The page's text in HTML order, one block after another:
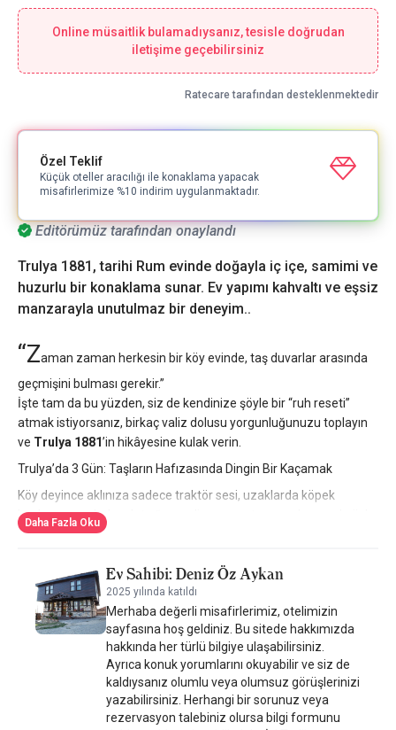
Editörümüz tarafından onaylandı
Trulya 1881, tarihi Rum evinde doğayla iç içe, samimi ve
huzurlu bir konaklama sunar. Ev yapımı kahvaltı ve eşsiz
manzarayla unutulmaz bir deneyim..
“Zaman zaman herkesin bir köy evinde, taş duvarlar arasında
geçmişini bulması gerekir.”
İşte tam da bu yüzden, siz de kendinize şöyle bir “ruh reseti”
atmak istiyorsanız, birkaç valiz dolusu yorgunluğunuzu toplayın
ve Trulya 1881’in hikâyesine kulak verin.
Trulya’da 3 Gün: Taşların Hafızasında Dingin Bir Kaçamak
Köy deyince aklınıza sadece traktör sesi, uzaklarda köpek
havlaması ve bolca dut ağacı geliyorsa… e tamam, burası da öyle.
Ama bir farkla: Her şeyin bir anlamı, bir sesi ve bir ruhu var
Trulya 1881,Demirköy'ünkalbinde 1881 yılında inşa edilen bir
Rum evi. Bugün ise taş duvarlarının ardında, modern konforla
yoğrulmuş sessiz bir hikâye anlatıyor.
Yalnızca üç günlüğüne de olsa İstanbul’un gürültüsünü arkamda
bırakıp geldiğim bu küçük otelde, önce kendi iç sesimi duydum.
Sonra kuşları, sonra da bahçedeki elmaların yere düşerken
“ Sessizlik, bazen en yüksek sestir ” diye yazmıştı Virginia Woolf
Daha Fazla Oku
Ev Sahibi: Deniz Öz Aykan
2025 yılında katıldı
Merhaba değerli misafirlerimiz, otelimizin
sayfasına hoş geldiniz. Bu sitede hakkımızda
hakkında her türlü bilgiye ulaşabilirsiniz.
Ayrıca konuk yorumlarını okuyabilir ve siz de
kaldıysanız olumlu veya olumsuz görüşlerinizi
yazabilirsiniz. Herhangi bir sorunuz veya
rezervasyon talebiniz olursa bilgi formunu
Online müsaitlik bulamadıysanız, tesisle doğrudan
iletişime geçebilirsiniz
Ratecare tarafından desteklenmektedir
Özel Teklif
Küçük oteller aracılığı ile konaklama yapacak
misafirlerimize %10 indirim uygulanmaktadır.